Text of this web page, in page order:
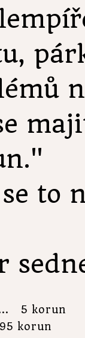
to
5 korun
korun